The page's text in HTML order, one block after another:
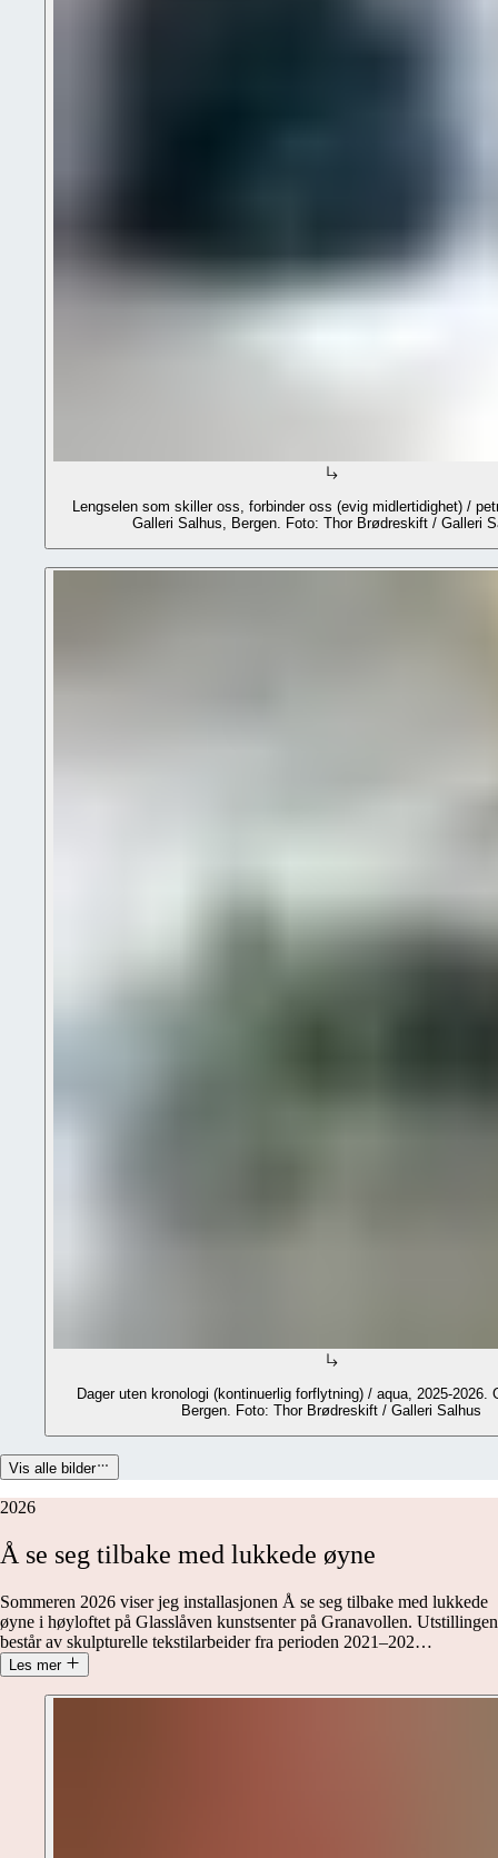
Lengselen som skiller oss, forbinder oss (evig midlertidighet) /
Galleri Salhus, Bergen. Foto: Thor Brødreskift / Galleri
Dager uten kronologi (kontinuerlig forflytning) / aqua, 2025-2026.
Bergen. Foto: Thor Brødreskift / Galleri Salhus
Vis alle bilder
2026
Å se seg tilbake med lukkede øyne
Sommeren 2026 viser jeg installasjonen Å se seg tilbake med lukkede
øyne i høyloftet på Glasslåven kunstsenter på Granavollen. Utstillingen
består av skulpturelle tekstilarbeider fra perioden 2021–202…
Les mer